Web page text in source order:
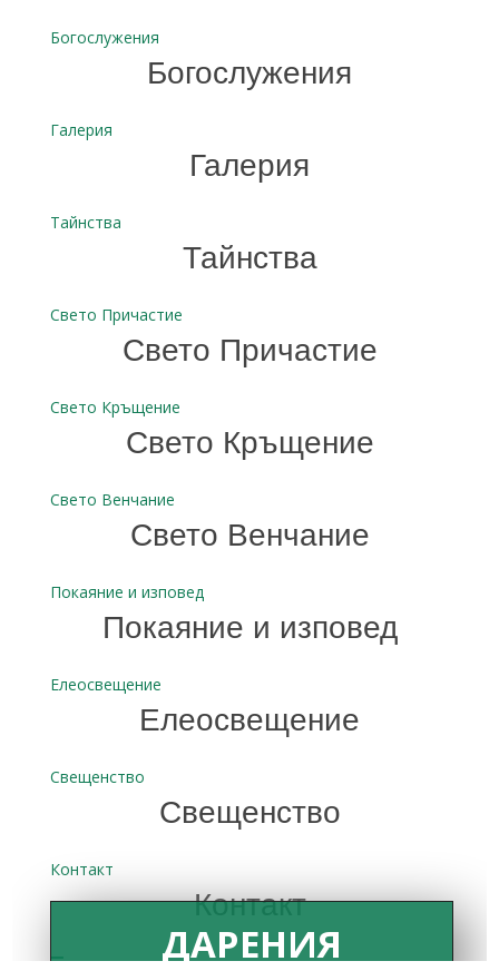
Богослужения
Богослужения
Галерия
Галерия
Тайнства
Тайнства
Свето Причастие
Свето Причастие
Свето Кръщение
Свето Кръщение
Свето Венчание
Свето Венчание
Покаяние и изповед
Покаяние и изповед
Елеосвещение
Елеосвещение
Свещенство
Свещенство
Контакт
Контакт
ДАРЕНИЯ